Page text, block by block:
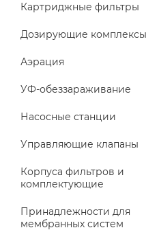
Картриджные фильтры
Дозирующие комплексы
Аэрация
УФ-обеззараживание
Насосные станции
Управляющие клапаны
Корпуса фильтров и
комплектующие
Принадлежности для
мембранных систем